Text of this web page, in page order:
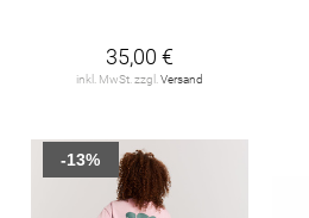
35,00 €
inkl. MwSt. zzgl.Versand
-13%